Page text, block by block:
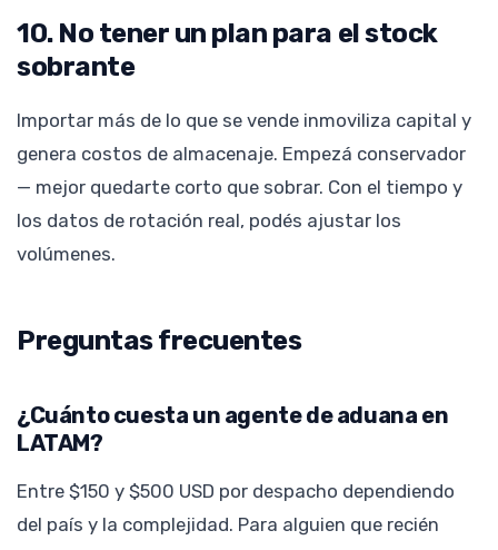
10. No tener un plan para el stock
sobrante
Importar más de lo que se vende inmoviliza capital y
genera costos de almacenaje. Empezá conservador
— mejor quedarte corto que sobrar. Con el tiempo y
los datos de rotación real, podés ajustar los
volúmenes.
Preguntas frecuentes
¿Cuánto cuesta un agente de aduana en
LATAM?
Entre $150 y $500 USD por despacho dependiendo
del país y la complejidad. Para alguien que recién